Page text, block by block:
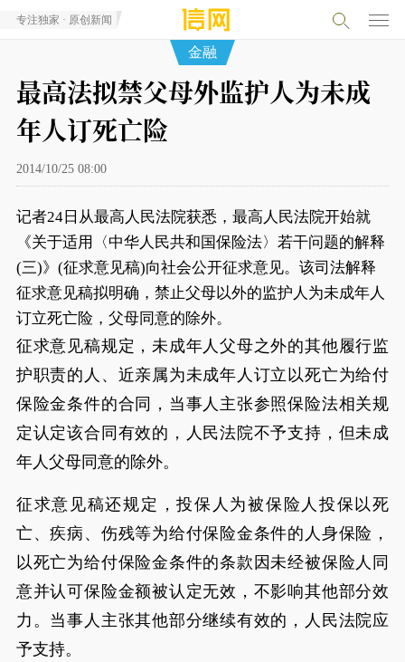
专注独家 · 原创新闻
金融
最高法拟禁父母外监护人为未成
年人订死亡险
2014/10/25 08:00
记者24日从最高人民法院获悉，最高人民法院开始就
《关于适用〈中华人民共和国保险法〉若干问题的解释
(三)》(征求意见稿)向社会公开征求意见。该司法解释
征求意见稿拟明确，禁止父母以外的监护人为未成年人
订立死亡险，父母同意的除外。
征求意见稿规定，未成年人父母之外的其他履行监
护职责的人、近亲属为未成年人订立以死亡为给付
保险金条件的合同，当事人主张参照保险法相关规
定认定该合同有效的，人民法院不予支持，但未成
年人父母同意的除外。
征求意见稿还规定，投保人为被保险人投保以死
亡、疾病、伤残等为给付保险金条件的人身保险，
以死亡为给付保险金条件的条款因未经被保险人同
意并认可保险金额被认定无效，不影响其他部分效
力。当事人主张其他部分继续有效的，人民法院应
予支持。